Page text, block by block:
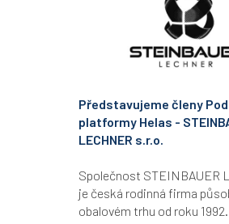
Představujeme členy
platformy Helas -
LECHNER s.r.o.
Společnost STEINBAUER
je česká rodinná firma
obalovém trhu od roku 1992.